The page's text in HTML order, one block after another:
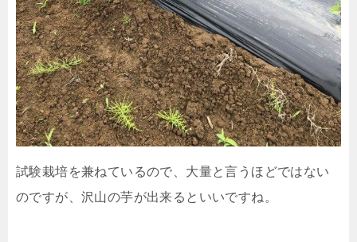
試験栽培を兼ねているので、大量と言うほどではない
のですが、沢山の芋が出来るといいですね。